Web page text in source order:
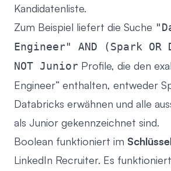
Kandidatenliste.
Zum Beispiel liefert die Suche
Engineer" AND (Spark OR
NOT Junior Profile, die den
Engineer” enthalten, entweder
Databricks erwähnen und alle
als Junior gekennzeichnet sind.
Boolean funktioniert im
LinkedIn Recruiter. Es